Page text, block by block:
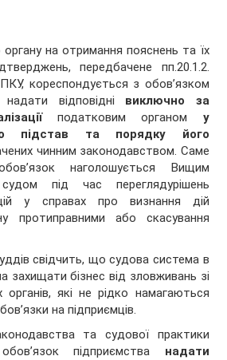
на отримання пояснень та їх
передбачене пп.20.1.2.
кореспондується з обов’язком
відповідні виключно за
податковим органом у
підстав та порядку його
чинним законодавством. Саме
наголошується Вищим
судом під час переглядурішень
у справах про визнання дій
протиправними або скасування
свідчить, що судова система в
захищати бізнес від зловживань зі
які не рідко намагаються
на підприємців.
та судової практики
підприємства надати